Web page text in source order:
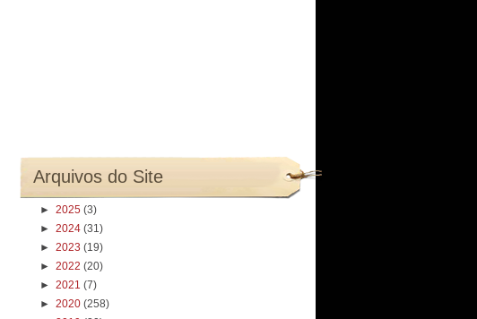
Arquivos do Site
► 2025 (3)
► 2024 (31)
► 2023 (19)
► 2022 (20)
► 2021 (7)
► 2020 (258)